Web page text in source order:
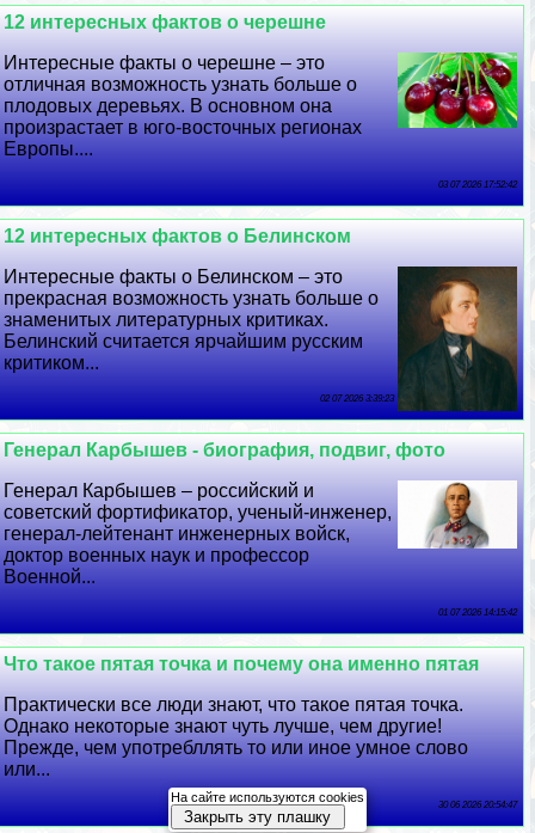
12 интересных фактов о черешне
Интересные факты о черешне – это
отличная возможность узнать больше о
плодовых деревьях. В основном она
произрастает в юго-восточных регионах
Европы....
03 07 2026 17:52:42
12 интересных фактов о Белинском
Интересные факты о Белинском – это
прекрасная возможность узнать больше о
знаменитых литературных критиках.
Белинский считается ярчайшим русским
критиком...
02 07 2026 3:39:23
Генерал Карбышев - биография, подвиг, фото
Генерал Карбышев – российский и
советский фортификатор, ученый-инженер,
генерал-лейтенант инженерных войск,
доктор военных наук и профессор
Военной...
01 07 2026 14:15:42
Что такое пятая точка и почему она именно пятая
Пpaктически все люди знают, что такое пятая точка.
Однако некоторые знают чуть лучше, чем другие!
Прежде, чем употрeбллять то или иное умное слово
или...
30 06 2026 20:54:47
На сайте используются cookies
Закрыть эту плашку